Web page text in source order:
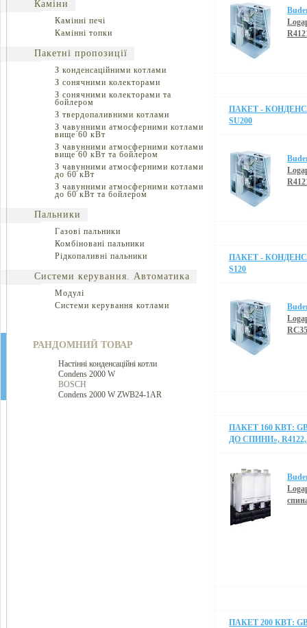
Каміни
Камінні печі
Камінні топки
Пакетні пропозиції
З конденсаційними котлами
З сонячними колекторами
З сонячними колекторами та
бойлером
З твердопаливними котлами
З чавунними атмосферними котлами
вище 60 кВт
З чавунними атмосферними котлами
вище 60 кВт та бойлером
З чавунними атмосферними котлами
до 60 кВт
З чавунними атмосферними котлами
до 60 кВт та бойлером
Пальники
Газові пальники
Комбіновані пальники
Рідкопаливні пальники
Системи керування. Автоматика
Модулі
Системи керування котлами
РАНДОМНИЙ ТОВАР
Настінні конденсаційні котли
Condens 2000 W
BOSCH
Condens 2000 W ZWB24-1AR
ПАКЕТ -
SU200
ПАКЕТ -
S120
ПАКЕТ 160 КВТ:
ДО СПИНИ», R4122,
ПАКЕТ 200 КВТ: